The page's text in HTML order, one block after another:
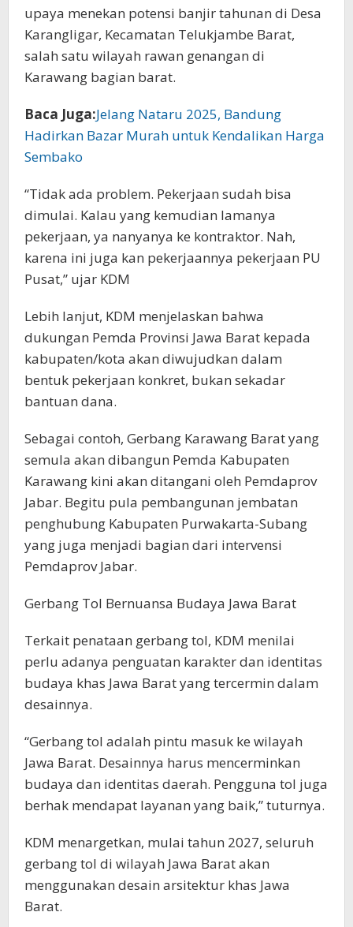
upaya menekan potensi banjir tahunan di Desa
Karangligar, Kecamatan Telukjambe Barat,
salah satu wilayah rawan genangan di
Karawang bagian barat.
Baca Juga:Jelang Nataru 2025, Bandung
Hadirkan Bazar Murah untuk Kendalikan Harga
Sembako
“Tidak ada problem. Pekerjaan sudah bisa
dimulai. Kalau yang kemudian lamanya
pekerjaan, ya nanyanya ke kontraktor. Nah,
karena ini juga kan pekerjaannya pekerjaan PU
Pusat,” ujar KDM
Lebih lanjut, KDM menjelaskan bahwa
dukungan Pemda Provinsi Jawa Barat kepada
kabupaten/kota akan diwujudkan dalam
bentuk pekerjaan konkret, bukan sekadar
bantuan dana.
Sebagai contoh, Gerbang Karawang Barat yang
semula akan dibangun Pemda Kabupaten
Karawang kini akan ditangani oleh Pemdaprov
Jabar. Begitu pula pembangunan jembatan
penghubung Kabupaten Purwakarta-Subang
yang juga menjadi bagian dari intervensi
Pemdaprov Jabar.
Gerbang Tol Bernuansa Budaya Jawa Barat
Terkait penataan gerbang tol, KDM menilai
perlu adanya penguatan karakter dan identitas
budaya khas Jawa Barat yang tercermin dalam
desainnya.
“Gerbang tol adalah pintu masuk ke wilayah
Jawa Barat. Desainnya harus mencerminkan
budaya dan identitas daerah. Pengguna tol juga
berhak mendapat layanan yang baik,” tuturnya.
KDM menargetkan, mulai tahun 2027, seluruh
gerbang tol di wilayah Jawa Barat akan
menggunakan desain arsitektur khas Jawa
Barat.